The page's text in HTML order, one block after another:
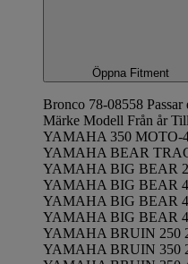
Öppna Fitment
Bronco 78-08558
Märke Modell Från år
YAMAHA 350 MOTO-
YAMAHA BEAR
YAMAHA BIG BEAR
YAMAHA BIG BEAR
YAMAHA BIG BEAR
YAMAHA BIG BEAR
YAMAHA BRUIN 250
YAMAHA BRUIN 350